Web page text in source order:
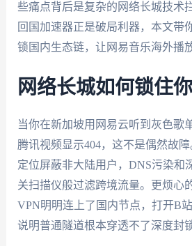
些痛点背后是复杂的网络长城技术
回国加速器正是破局利器，本文带
锁国内生态链，让网易音乐海外播
网络长城如何锁住
当你在新加坡用网易云听到灰色歌
腾讯视频显示404，这不是偶然故
定位屏蔽非大陆用户，DNS污染和
关扫描仪般过滤跨境流量。更烦心
VPN明明连上了国内节点，打开B
说明普通隧道根本穿透不了深度封